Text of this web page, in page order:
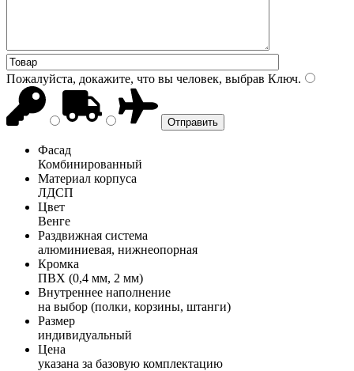
Пожалуйста, докажите, что вы человек, выбрав Ключ.
Фасад
Комбинированный
Материал корпуса
ЛДСП
Цвет
Венге
Раздвижная система
алюминиевая, нижнеопорная
Кромка
ПВХ (0,4 мм, 2 мм)
Внутреннее наполнение
на выбор (полки, корзины, штанги)
Размер
индивидуальный
Цена
указана за базовую комплектацию